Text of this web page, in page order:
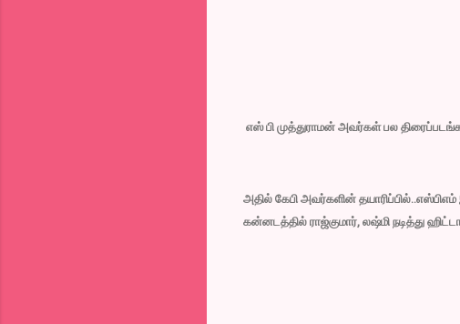
எஸ் பி முத்துராமன் அவர்கள் பல
அதில் கேபி அவர்களின்
கன்னடத்தில் ராஜ்குமார், லஷ்மி நடித்து